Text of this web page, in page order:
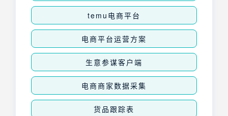
temu电商平台
电商平台运营方案
生意参谋客户端
电商商家数据采集
货品跟踪表